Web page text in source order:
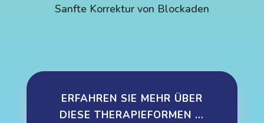
Sanfte Korrektur von Blockaden
ERFAHREN SIE MEHR ÜBER
DIESE THERAPIEFORMEN …